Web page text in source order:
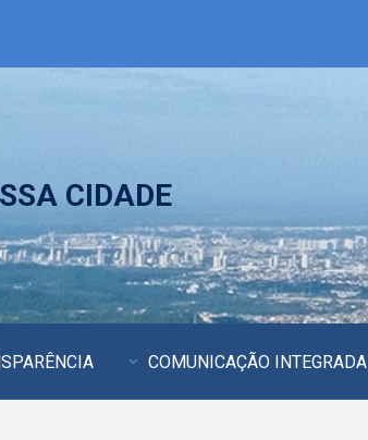
CIDADE
COMUNICAÇÃO INTEGRADA